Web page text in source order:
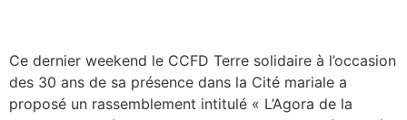
Ce dernier weekend le CCFD Terre solidaire à l’occasion
des 30 ans de sa présence dans la Cité mariale a
proposé un rassemblement intitulé « L’Agora de la